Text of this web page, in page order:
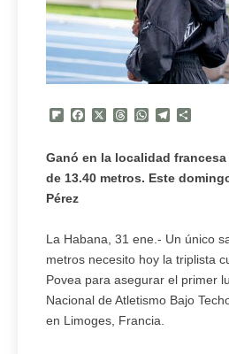
Flipboard
FacebookThreadsWhatsApp
Telegram
Ganó en la localidad
de 13.40 metros. Este
Pérez
La Habana, 31 ene.- Un único
metros necesito hoy la triplista
Povea para asegurar el primer
Nacional de Atletismo Bajo
en Limoges, Francia.